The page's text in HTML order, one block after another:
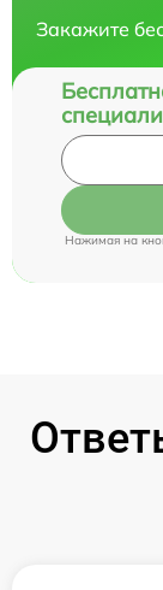
Закажите
Нажимая на